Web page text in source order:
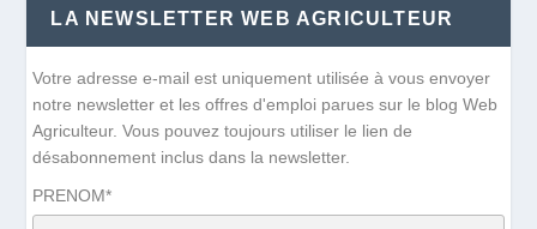
LA NEWSLETTER WEB AGRICULTEUR
Votre adresse e-mail est uniquement utilisée à vous envoyer
notre newsletter et les offres d'emploi parues sur le blog Web
Agriculteur. Vous pouvez toujours utiliser le lien de
désabonnement inclus dans la newsletter.
PRENOM*